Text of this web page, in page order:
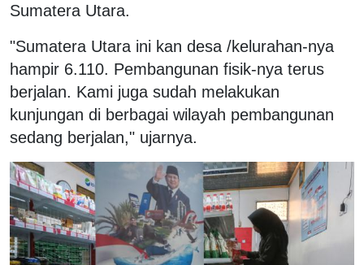
Sumatera Utara.
"Sumatera Utara ini kan desa /kelurahan-nya
hampir 6.110. Pembangunan fisik-nya terus
berjalan. Kami juga sudah melakukan
kunjungan di berbagai wilayah pembangunan
sedang berjalan," ujarnya.